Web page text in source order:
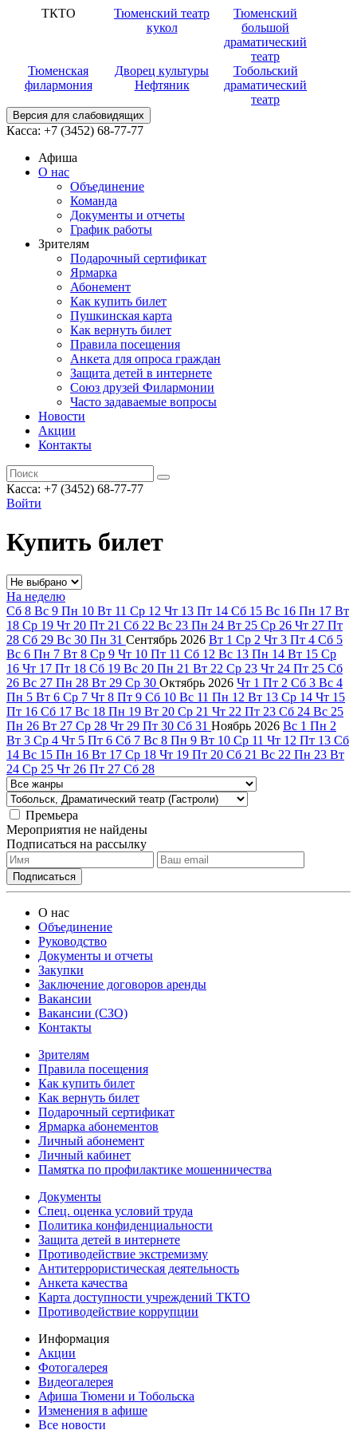
ТКТО
Тюменский театр
кукол
Тюменский
большой
драматический
театр
Тюменская
филармония
Дворец культуры
Нефтяник
Тобольский
драматический
театр
Версия для слабовидящих
Касса: +7 (3452) 68-77-77
Афиша
О нас
Объединение
Команда
Документы и отчеты
График работы
Зрителям
Подарочный сертификат
Ярмарка
Абонемент
Как купить билет
Пушкинская карта
Как вернуть билет
Правила посещения
Анкета для опроса граждан
Защита детей в интернете
Союз друзей Филармонии
Часто задаваемые вопросы
Новости
Акции
Контакты
Касса: +7 (3452) 68-77-77
Войти
Купить билет
На неделю
Сб 8 Вс 9 Пн 10 Вт 11 Ср 12 Чт 13 Пт 14 Сб 15 Вс 16 Пн 17 Вт
18 Ср 19 Чт 20 Пт 21 Сб 22 Вс 23 Пн 24 Вт 25 Ср 26 Чт 27 Пт
28 Сб 29 Вс 30 Пн 31 Сентябрь 2026 Вт 1 Ср 2 Чт 3 Пт 4 Сб 5
Вс 6 Пн 7 Вт 8 Ср 9 Чт 10 Пт 11 Сб 12 Вс 13 Пн 14 Вт 15 Ср
16 Чт 17 Пт 18 Сб 19 Вс 20 Пн 21 Вт 22 Ср 23 Чт 24 Пт 25 Сб
26 Вс 27 Пн 28 Вт 29 Ср 30 Октябрь 2026 Чт 1 Пт 2 Сб 3 Вс 4
Пн 5 Вт 6 Ср 7 Чт 8 Пт 9 Сб 10 Вс 11 Пн 12 Вт 13 Ср 14 Чт 15
Пт 16 Сб 17 Вс 18 Пн 19 Вт 20 Ср 21 Чт 22 Пт 23 Сб 24 Вс 25
Пн 26 Вт 27 Ср 28 Чт 29 Пт 30 Сб 31 Ноябрь 2026 Вс 1 Пн 2
Вт 3 Ср 4 Чт 5 Пт 6 Сб 7 Вс 8 Пн 9 Вт 10 Ср 11 Чт 12 Пт 13 Сб
14 Вс 15 Пн 16 Вт 17 Ср 18 Чт 19 Пт 20 Сб 21 Вс 22 Пн 23 Вт
24 Ср 25 Чт 26 Пт 27 Сб 28
Премьера
Мероприятия не найдены
Подписаться на рассылку
О нас
Объединение
Руководство
Документы и отчеты
Закупки
Заключение договоров аренды
Вакансии
Вакансии (СЗО)
Контакты
Зрителям
Правила посещения
Как купить билет
Как вернуть билет
Подарочный сертификат
Ярмарка абонементов
Личный абонемент
Личный кабинет
Памятка по профилактике мошенничества
Документы
Спец. оценка условий труда
Политика конфиденциальности
Защита детей в интернете
Противодействие экстремизму
Антитеррористическая деятельность
Анкета качества
Карта доступности учреждений ТКТО
Противодействие коррупции
Информация
Акции
Фотогалерея
Видеогалерея
Афиша Тюмени и Тобольска
Изменения в афише
Все новости